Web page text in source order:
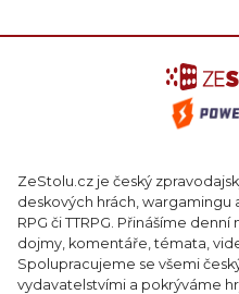
ZeStolu.cz je český
deskových hrách, wargamingu
RPG či TTRPG. Přinášíme
dojmy, komentáře, témata,
Spolupracujeme se všemi
vydavatelstvími a pokrýváme